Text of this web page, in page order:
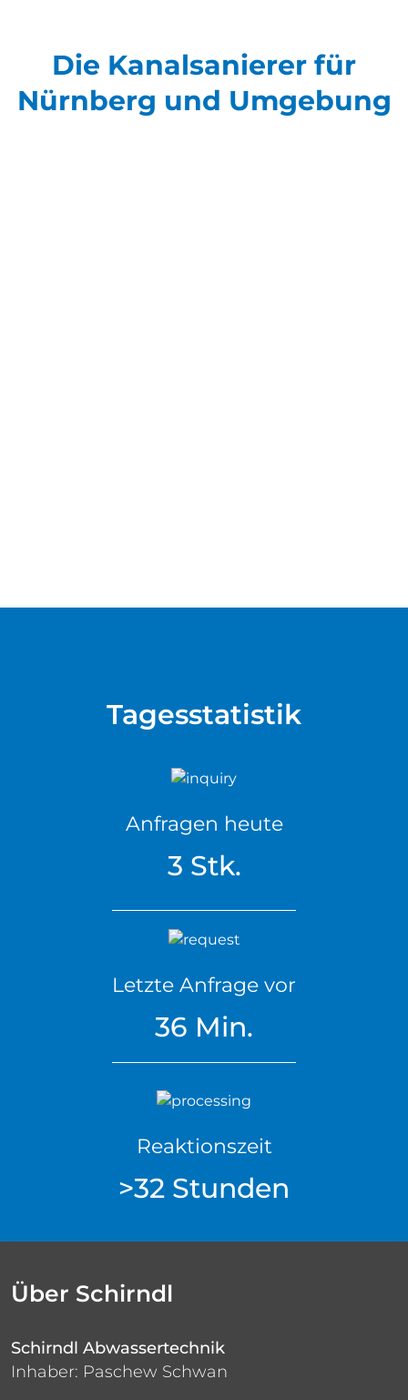
Die Kanalsanierer für
Nürnberg und Umgebung
Tagesstatistik
Anfragen heute
3 Stk.
Letzte Anfrage vor
36 Min.
Reaktionszeit
>32 Stunden
Über Schirndl
Schirndl Abwassertechnik
Inhaber: Paschew Schwan